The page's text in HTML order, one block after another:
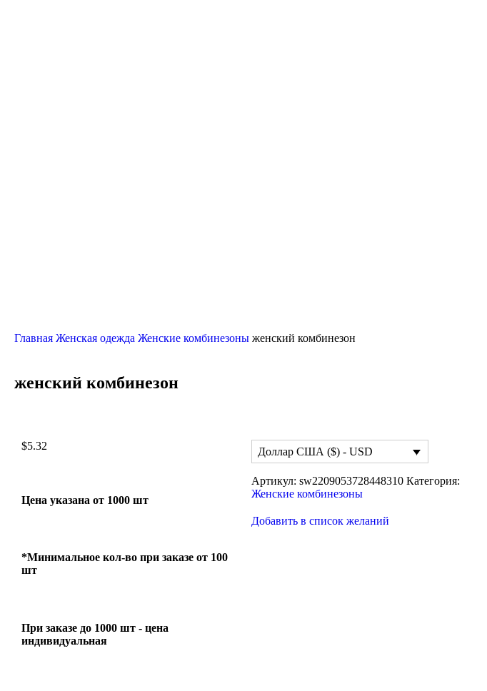
Главная Женская одежда Женские комбинезоны женский комбинезон
женский комбинезон
$5.32
Цена указана от 1000 шт
*Минимальное кол-во при заказе от 100
шт
При заказе до 1000 шт - цена
индивидуальная
Доллар США ($) - USD
Артикул: sw2209053728448310 Категория:
Женские комбинезоны
Добавить в список желаний